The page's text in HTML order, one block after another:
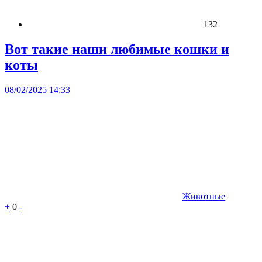
132
Вот такие наши любимые кошки и
коты
08/02/2025 14:33
Животные
+ 0 -